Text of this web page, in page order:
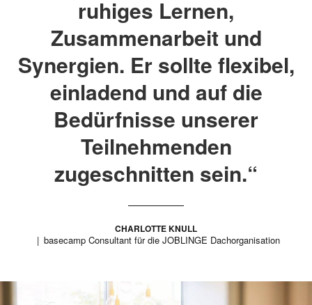
ruhiges Lernen,
Zusammenarbeit und
Synergien. Er sollte flexibel,
einladend und auf die
Bedürfnisse unserer
Teilnehmenden
zugeschnitten sein.“
CHARLOTTE KNULL
basecamp Consultant für die JOBLINGE Dachorganisation